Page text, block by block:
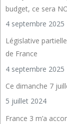
budget, ce sera
4 septembre 2025
Législative
de France
4 septembre 2025
Ce dimanche 7
5 juillet 2024
France 3 m’a